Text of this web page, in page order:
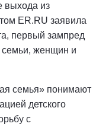
выхода из
ER.RU заявила
первый зампред
семьи, женщин и
семья» понимают
детского
с